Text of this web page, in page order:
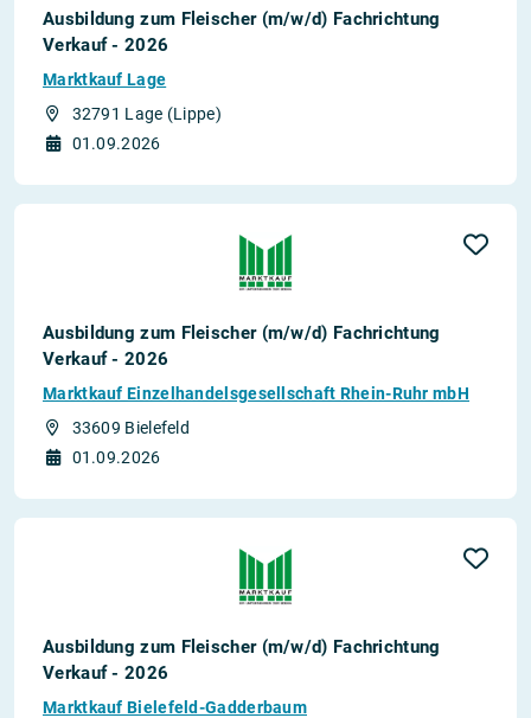
Ausbildung zum Fleischer (m/w/d) Fachrichtung
Verkauf - 2026
Marktkauf Lage
32791 Lage (Lippe)
01.09.2026
Ausbildung zum Fleischer (m/w/d) Fachrichtung
Verkauf - 2026
Marktkauf Einzelhandelsgesellschaft Rhein-Ruhr mbH
33609 Bielefeld
01.09.2026
Ausbildung zum Fleischer (m/w/d) Fachrichtung
Verkauf - 2026
Marktkauf Bielefeld-Gadderbaum